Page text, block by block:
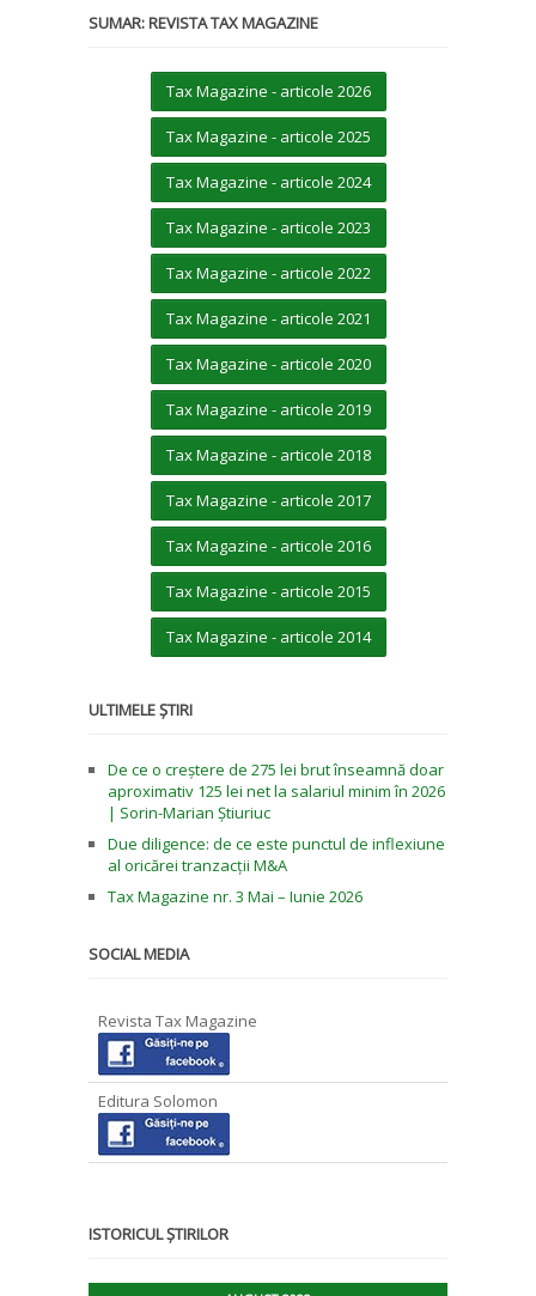
SUMAR: REVISTA TAX MAGAZINE
Tax Magazine - articole 2026
Tax Magazine - articole 2025
Tax Magazine - articole 2024
Tax Magazine - articole 2023
Tax Magazine - articole 2022
Tax Magazine - articole 2021
Tax Magazine - articole 2020
Tax Magazine - articole 2019
Tax Magazine - articole 2018
Tax Magazine - articole 2017
Tax Magazine - articole 2016
Tax Magazine - articole 2015
Tax Magazine - articole 2014
ULTIMELE ȘTIRI
De ce o creștere de 275 lei brut înseamnă doar
aproximativ 125 lei net la salariul minim în 2026
| Sorin-Marian Știuriuc
Due diligence: de ce este punctul de inflexiune
al oricărei tranzacții M&A
Tax Magazine nr. 3 Mai – Iunie 2026
SOCIAL MEDIA
Revista Tax Magazine
Editura Solomon
ISTORICUL ȘTIRILOR